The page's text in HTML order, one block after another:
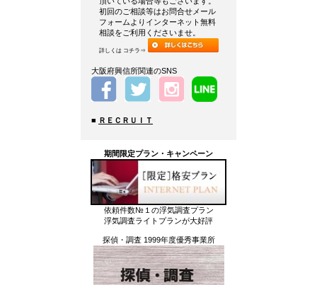
初回のご相談等はお問合せメール
フォームよりインターネット無料
相談をご利用くださいませ。
詳しくは コチラ⇒
大阪府興信所関連のSNS
■ ＲＥＣＲＵＩＴ
期間限定プラン・キャンペーン
依頼件数№１の浮気調査プラン
浮気調査ライトプランが大好評
探偵・調査 1999年度優秀事業所